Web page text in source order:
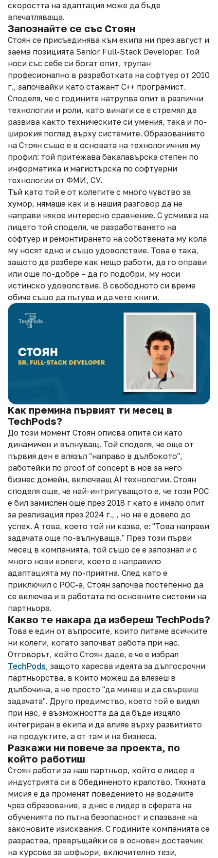
скоростта на адаптация може да бъде
впечатляваща.
Запознайте се със Стоян
Стоян се присъединява към екипа ни през август и
заема позицията Senior Full-Stack Developer. Той
носи със себе си богат опит, трупан
професионално в разработката на софтуер от 2010
г., започвайки като стажант C++ програмист.
Споделя, че с годините натрупва опит в различни
технологии и роли, като винаги се е стремял да
развива както техническите си умения, така и по-
широкия поглед върху системите. Образованието
на Стоян също е в основата на технологичния му
профил: той притежава бакалавърска степен по
информатика и магистърска по софтуерни
технологии от ФМИ, СУ.
Тъй като той е от колегите с много чувство за
хумор, нямаше как и в нашия разговор да не
направи някое интересно сравнение. С усмивка на
лицето той споделя, че разработването на
софтуер и ремонтирането на собствената му кола
му носят едно и също удоволствие. Това е така,
защото да разбере как нещо работи, да го оправи
или още по-добре – да го подобри, му носи
истинско удоволствие. В свободното си време
обича също да пътува и да чете книги.
Как премина първият ти месец в
TechPods?
До този момент Стоян описва опита си като
динамичен и вълнуващ. Той споделя, че още от
първия ден е влязъл "направо в дълбокото",
работейки по proof of concept в нов за него
бизнес домейн, включващ AI технологии. Стоян
споделя още, че най-интригуващото е, че този PОC
е бил замислен още през 2018 г като е имало опит
за реализация през 2024 г., , но не е довело до
успех. А това, което той ни казва, е: "Това направи
задачата още по-вълнуваща." През този първи
месец в компанията, той също се е запознал и с
много нови колеги, което е направило
адаптацията му по-приятна. След като е
приключил с PОC-а, Стоян започва постепенно да
се включва и в работата по основните системи на
партньора.
Какво те накара да избереш TechPods?
Това е един от въпросите, които питаме всичките
ни колеги, когато започват работа при нас.
Отговорът, който Стоян даде, е че е избрал
TechPods, защото харесва идеята за дългосрочни
партньорства, в които можеш да влезеш в
дълбочина, а не просто "да минеш и да свършиш
задачата". Друго предимство, което той е видял
при нас, е възможността да да бъде изцяло
интегриран в екипа и да влияе върху развитието
на продуктите, а от там и на бизнеса.
Разкажи ни повече за проекта, по
който работиш
Стоян работи за наш партньор, който е лидер в
индустрията си в Обединеното кралство. Тяхната
мисия е да променят поведението на водачите
чрез образование, а днес е лидер в сферата на
обученията по пътна безопасност и спазване на
законовите изисквания. С годините компанията се
разраства, превръщайки се в основен доставчик
на курсове за шофьори, включително тези,